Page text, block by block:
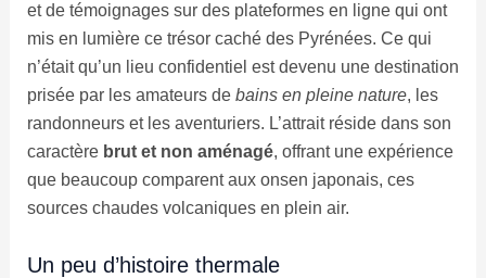
et de témoignages sur des plateformes en ligne qui ont
mis en lumière ce trésor caché des Pyrénées. Ce qui
n’était qu’un lieu confidentiel est devenu une destination
prisée par les amateurs de bains en pleine nature, les
randonneurs et les aventuriers. L’attrait réside dans son
caractère brut et non aménagé, offrant une expérience
que beaucoup comparent aux onsen japonais, ces
sources chaudes volcaniques en plein air.
Un peu d’histoire thermale